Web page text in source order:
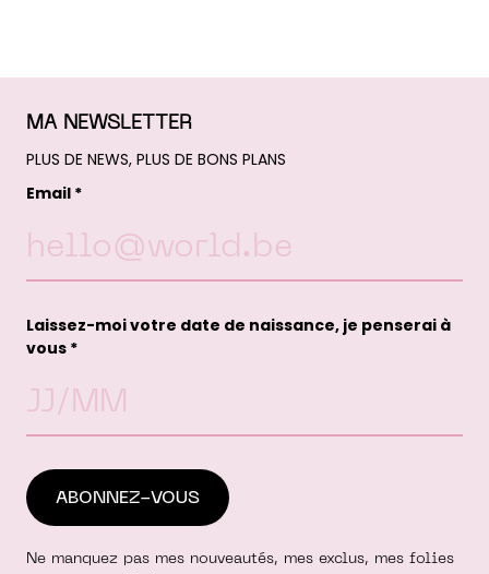
MA NEWSLETTER
PLUS DE NEWS, PLUS DE BONS PLANS
Email *
Laissez-moi votre date de naissance, je penserai à
vous *
Ne manquez pas mes nouveautés, mes exclus, mes folies